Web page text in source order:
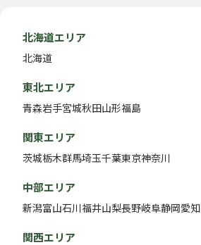
北海道エリア
北海道
東北エリア
青森岩手宮城秋田山形福島
関東エリア
茨城栃木群馬埼玉千葉東京神奈川
中部エリア
新潟富山石川福井山梨長野岐阜静岡愛知
関西エリア